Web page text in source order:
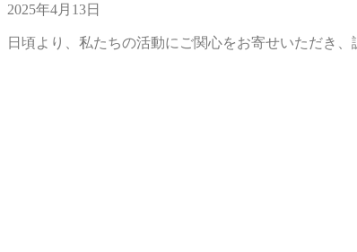
2025年4月13日
日頃より、私たちの活動にご関心をお寄せいただき